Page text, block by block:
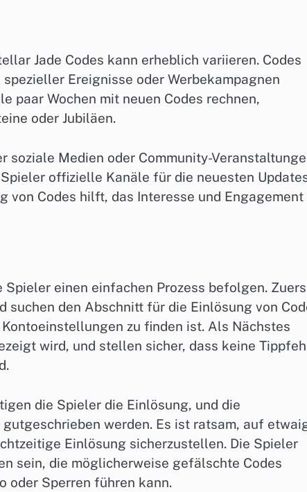
Jade Codes kann erheblich variieren. Codes
Ereignisse oder Werbekampagnen
paar Wochen mit neuen Codes rechnen,
oder Jubiläen.
soziale Medien oder Community-
offizielle Kanäle für die neuesten
Codes hilft, das Interesse und Engagement
einen einfachen Prozess befolgen.
suchen den Abschnitt für die Einlösung von
zu finden ist. Als Nächstes
wird, und stellen sicher, dass keine
die Spieler die Einlösung, und die
werden. Es ist ratsam, auf
Einlösung sicherzustellen. Die Spieler
sein, die möglicherweise gefälschte Codes
oder Sperren führen kann.